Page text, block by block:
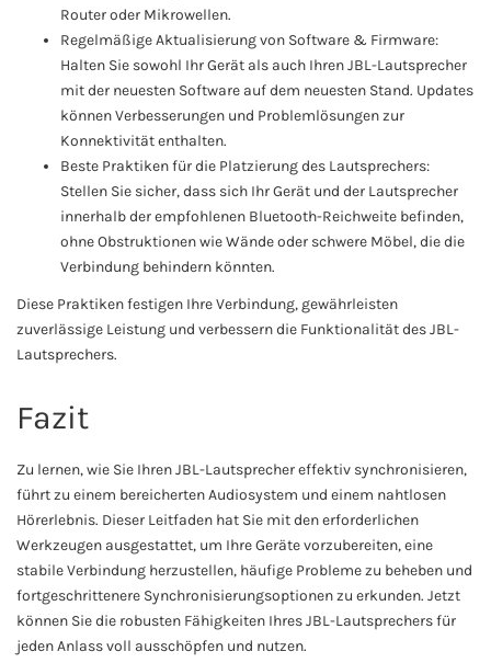
Router oder Mikrowellen.
Regelmäßige Aktualisierung von Software & Firmware:
Halten Sie sowohl Ihr Gerät als auch Ihren JBL-Lautsprecher
mit der neuesten Software auf dem neuesten Stand. Updates
können Verbesserungen und Problemlösungen zur
Konnektivität enthalten.
Beste Praktiken für die Platzierung des Lautsprechers:
Stellen Sie sicher, dass sich Ihr Gerät und der Lautsprecher
innerhalb der empfohlenen Bluetooth-Reichweite befinden,
ohne Obstruktionen wie Wände oder schwere Möbel, die die
Verbindung behindern könnten.
Diese Praktiken festigen Ihre Verbindung, gewährleisten
zuverlässige Leistung und verbessern die Funktionalität des JBL-
Lautsprechers.
Fazit
Zu lernen, wie Sie Ihren JBL-Lautsprecher effektiv synchronisieren,
führt zu einem bereicherten Audiosystem und einem nahtlosen
Hörerlebnis. Dieser Leitfaden hat Sie mit den erforderlichen
Werkzeugen ausgestattet, um Ihre Geräte vorzubereiten, eine
stabile Verbindung herzustellen, häufige Probleme zu beheben und
fortgeschrittenere Synchronisierungsoptionen zu erkunden. Jetzt
können Sie die robusten Fähigkeiten Ihres JBL-Lautsprechers für
jeden Anlass voll ausschöpfen und nutzen.